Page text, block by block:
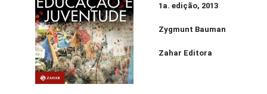
1a. edição, 2013
Zygmunt Bauman
Zahar Editora